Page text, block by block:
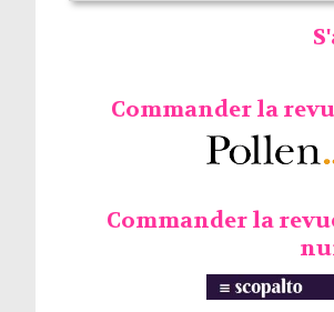
Commander la
Commander la